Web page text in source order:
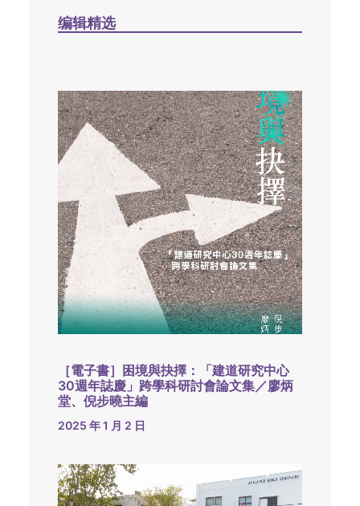
编辑精选
［電子書］困境與抉擇：「建道研究中心
30週年誌慶」跨學科研討會論文集／廖炳
堂、倪步曉主編
2025 年 1 月 2 日